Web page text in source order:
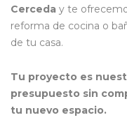
Cerceda y te
reforma de cocina o
de tu casa.
Tu proyecto es
presupuesto sin
tu nuevo espacio.